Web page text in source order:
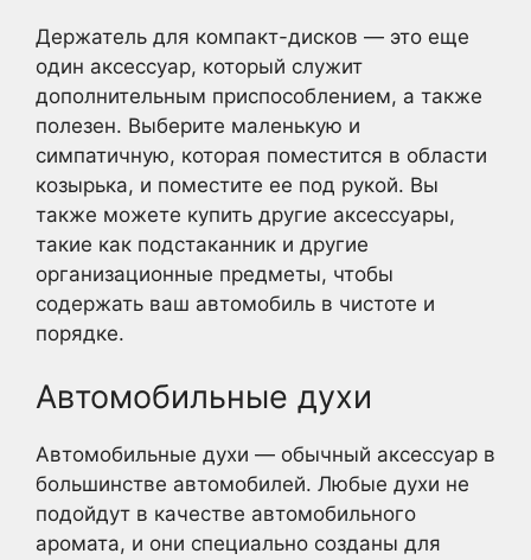
Держатель для компакт-дисков — это еще
один аксессуар, который служит
дополнительным приспособлением, а также
полезен. Выберите маленькую и
симпатичную, которая поместится в области
козырька, и поместите ее под рукой. Вы
также можете купить другие аксессуары,
такие как подстаканник и другие
организационные предметы, чтобы
содержать ваш автомобиль в чистоте и
порядке.
Автомобильные духи
Автомобильные духи — обычный аксессуар в
большинстве автомобилей. Любые духи не
подойдут в качестве автомобильного
аромата, и они специально созданы для